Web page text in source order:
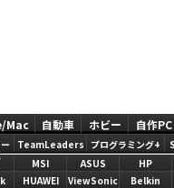
Mac 自動車 ホビー 自作PC
TeamLeaders プログラミング+
MSI ASUS HP
HUAWEI ViewSonic Belkin